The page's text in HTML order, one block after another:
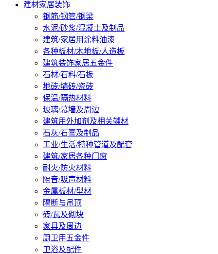
建材家居装饰
钢筋/钢管/钢梁
水泥/砂浆/混凝土及制品
建筑/家居用涂料油漆
各种板材/木地板/人造板
建筑装饰家居五金件
石材/石料/石板
地砖/墙砖/瓷砖
保温/隔热材料
玻璃/幕墙及周边
建筑用外加剂及相关辅材
石灰/石膏及制品
工业/生活/特种管道及配套
建筑/家居各种门窗
耐火/防火材料
隔音/吸声材料
金属板材/型材
隔断与吊顶
砖/瓦及砌块
家具及周边
厨卫用五金件
卫浴及配件